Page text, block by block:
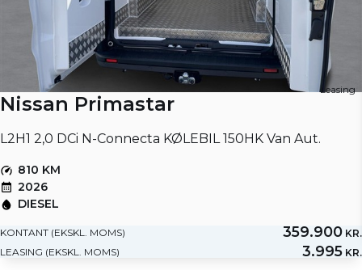
Leasing
Nissan Primastar
L2H1 2,0 DCi N-Connecta KØLEBIL 150HK Van Aut.
810 KM
2026
DIESEL
KONTANT (EKSKL. MOMS) 359.900 KR.
LEASING (EKSKL. MOMS)
3.995 KR.